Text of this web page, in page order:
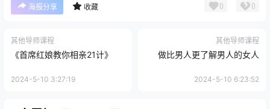
海报分享 收藏 0 0
其他导师课程
《首席红娘教你相亲21计》
2024-5-10 3:27:19
其他导师课程
做比男人更了解男人的女人
2024-5-10 6:23:52